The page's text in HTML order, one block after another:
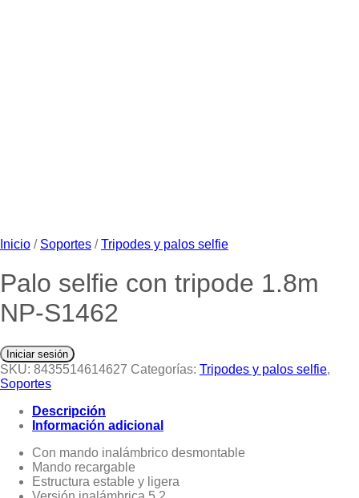
Inicio / Soportes / Tripodes y palos selfie
Palo selfie con tripode 1.8m
NP-S1462
Iniciar sesión
SKU: 8435514614627 Categorías: Tripodes y palos selfie,
Soportes
Descripción
Información adicional
Con mando inalámbrico desmontable
Mando recargable
Estructura estable y ligera